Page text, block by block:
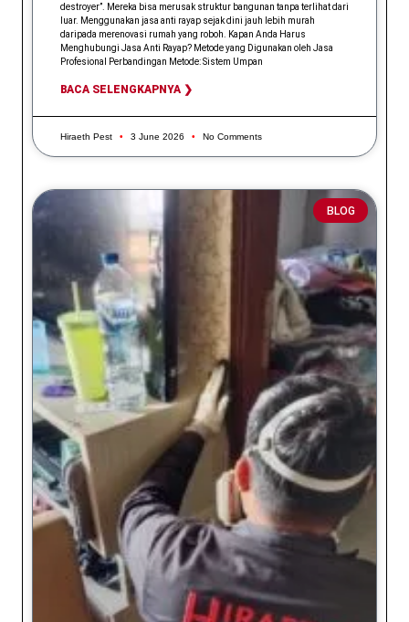
destroyer”. Mereka bisa merusak struktur bangunan tanpa terlihat dari
luar. Menggunakan jasa anti rayap sejak dini jauh lebih murah
daripada merenovasi rumah yang roboh. Kapan Anda Harus
Menghubungi Jasa Anti Rayap? Metode yang Digunakan oleh Jasa
Profesional Perbandingan Metode: Sistem Umpan
BACA SELENGKAPNYA ❯
Hiraeth Pest 3 June 2026 No Comments
BLOG